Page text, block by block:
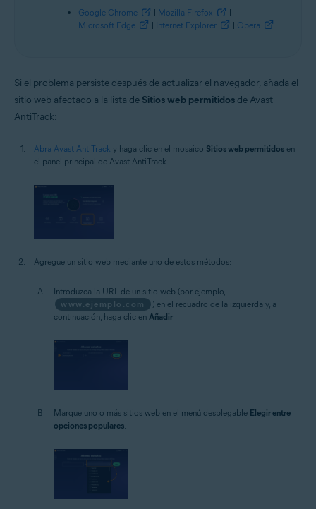
Apple macOS 10.12.x (Sierra)
Apple Mac OS X 10.11.x (El Capitan)
Google Chrome | Mozilla Firefox
|
Microsoft Edge
| Internet Explorer | Opera
Si el problema persiste después de actualizar el navegador, añada el
sitio web afectado a la lista de Sitios web permitidos de Avast
AntiTrack:
Abra Avast AntiTrack y haga clic en el mosaico Sitios web permitidos en
el panel principal de Avast AntiTrack.
Agregue un sitio web mediante uno de estos métodos:
Introduzca la URL de un sitio web (por ejemplo,
www.ejemplo.com
) en el recuadro de la izquierda y, a
continuación, haga clic en Añadir.
Marque uno o más sitios web en el menú desplegable Elegir entre
opciones populares.